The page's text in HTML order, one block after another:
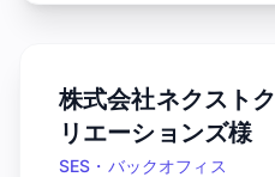
株式会社ネクストク
リエーションズ様
SES・バックオフィス